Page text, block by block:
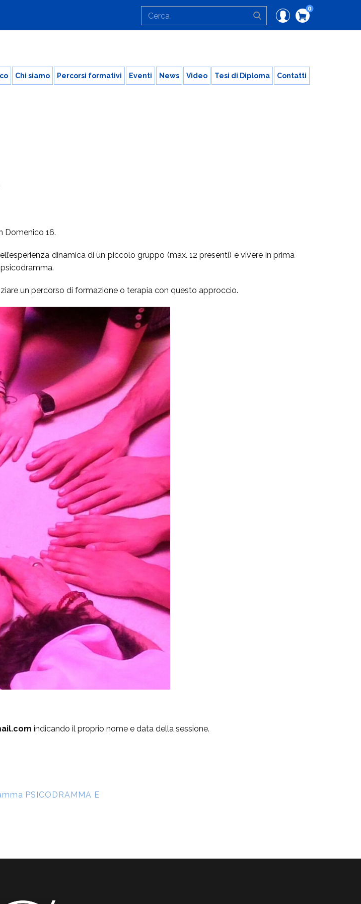
0
Chi siamo Percorsi formativi Eventi News Video Tesi di Diploma Contatti
Domenico 16.
dinamica di un piccolo gruppo (max. 12 presenti) e vivere in prima
un percorso di formazione o terapia con questo approccio.
indicando il proprio nome e data della sessione.
PSICODRAMMA E